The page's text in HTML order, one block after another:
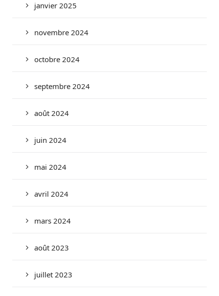
janvier 2025
novembre 2024
octobre 2024
septembre 2024
août 2024
juin 2024
mai 2024
avril 2024
mars 2024
août 2023
juillet 2023